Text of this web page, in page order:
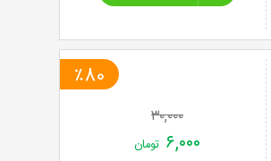
٪80
۳۰,۰۰۰
۶,۰۰۰ تومان